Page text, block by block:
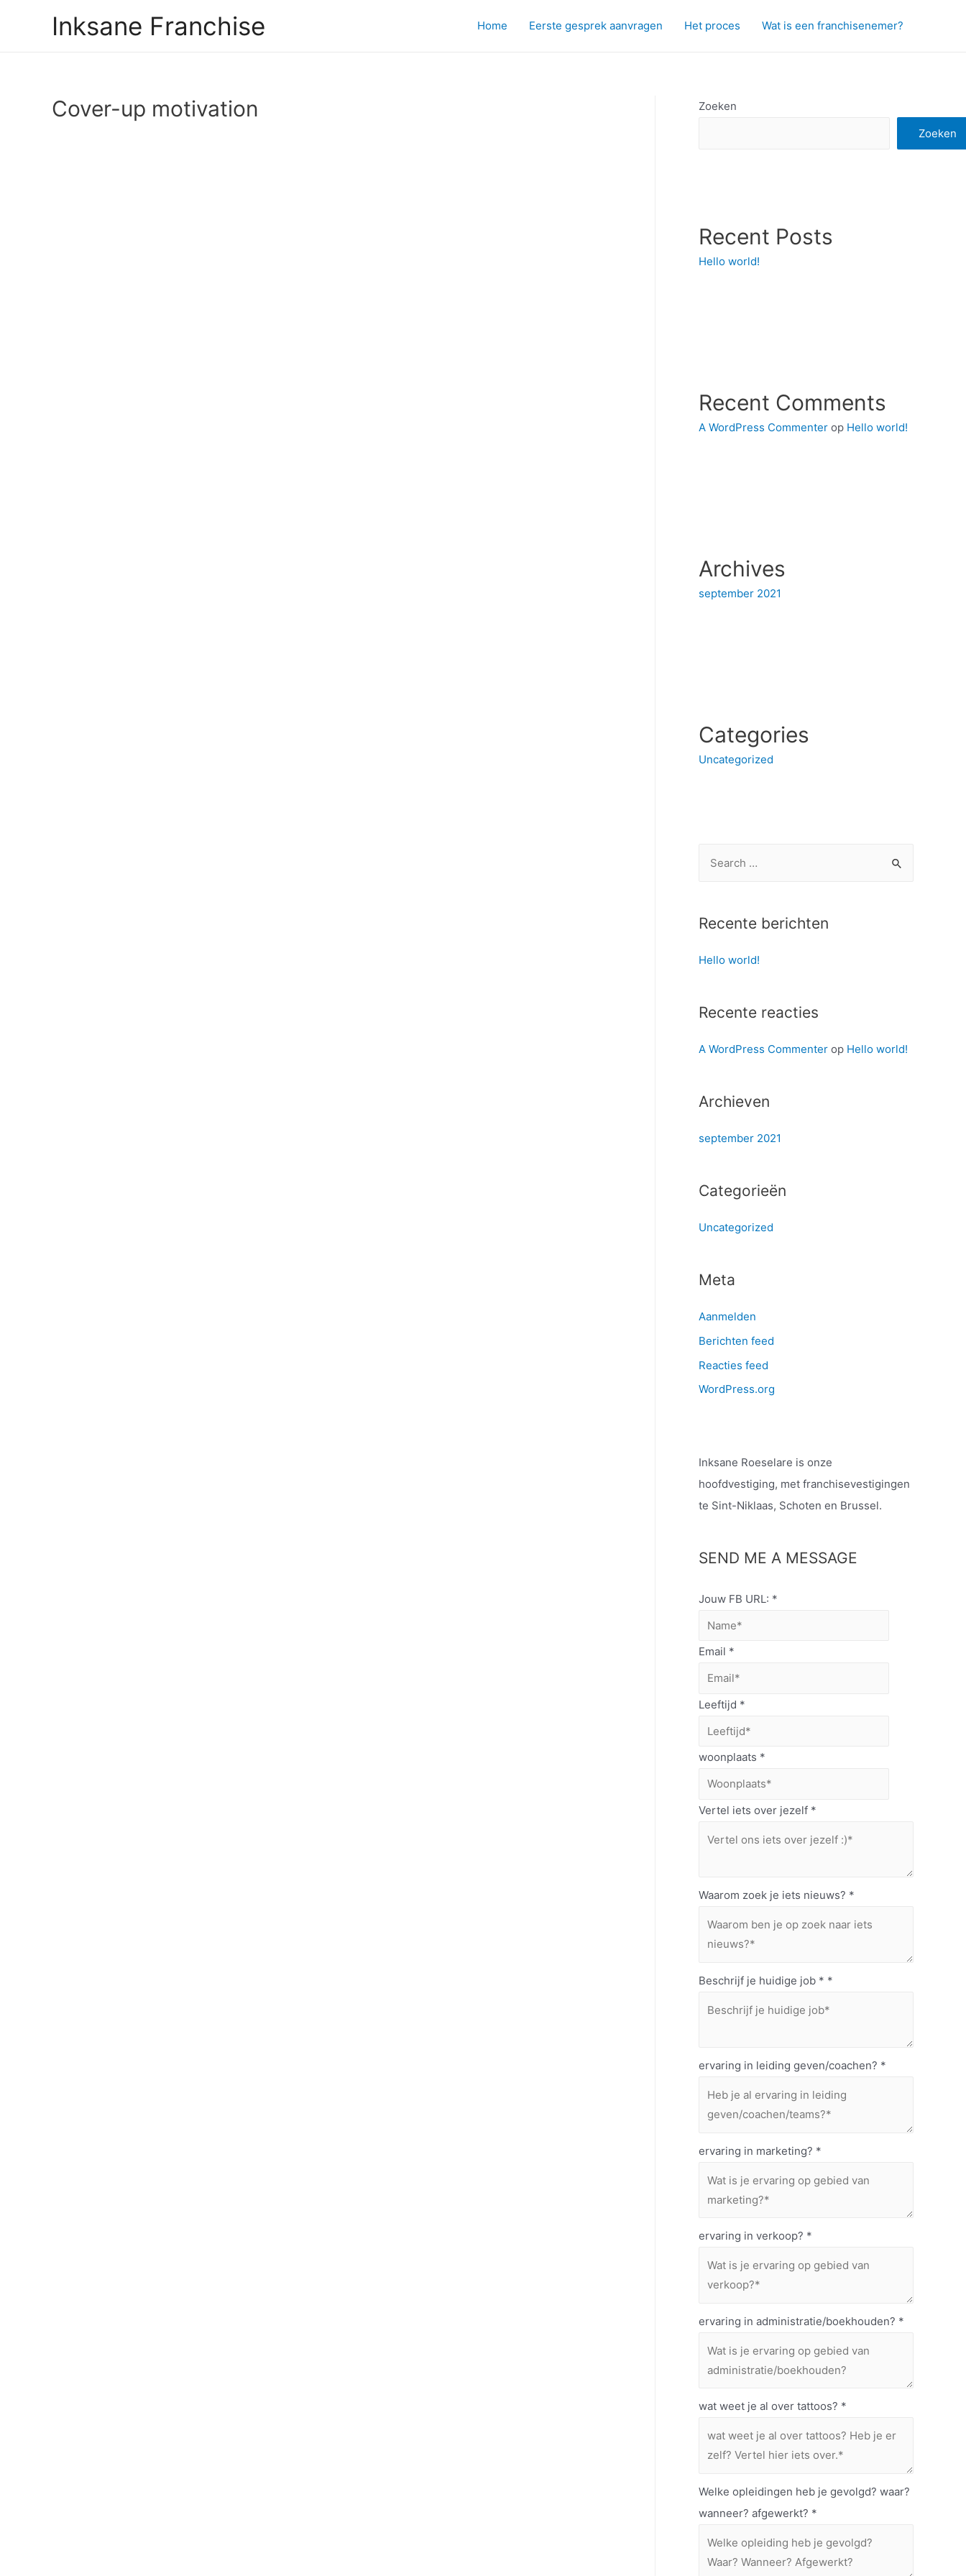
Inksane Franchise Home Eerste gesprek aanvragen Het proces Wat is een franchisenemer?
Cover-up motivation
Zoeken
Zoeken
Recent Posts
Hello world!
Recent Comments
A WordPress Commenter op Hello world!
Archives
september 2021
Categories
Uncategorized
r
h
o
:
Recente berichten
Hello world!
Recente reacties
A WordPress Commenter op Hello world!
Archieven
september 2021
Categorieën
Uncategorized
Meta
Aanmelden
Berichten feed
Reacties feed
WordPress.org
Inksane Roeselare is onze
hoofdvestiging, met franchisevestigingen
te Sint-Niklaas, Schoten en Brussel.
SEND ME A MESSAGE
Jouw FB URL: *
Email *
Leeftijd *
woonplaats *
Vertel iets over jezelf *
Waarom zoek je iets nieuws? *
Beschrijf je huidige job * *
ervaring in leiding geven/coachen? *
ervaring in marketing? *
ervaring in verkoop? *
ervaring in administratie/boekhouden? *
wat weet je al over tattoos? *
Welke opleidingen heb je gevolgd? waar?
wanneer? afgewerkt? *